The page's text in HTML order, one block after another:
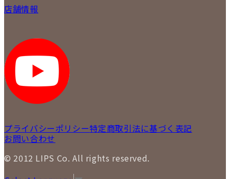
質について
返品について
各事業部の紹介
STAFFBLOG
SNS
店舗情報
LIPS 新宿店
LIPS 札幌パルコ店
LIPS 札幌白石店
LIPS 通信販売事業部
プライバシーポリシー特定商取引法に基づく表記
お問い合わせ
© 2012 LIPS Co. All rights reserved.